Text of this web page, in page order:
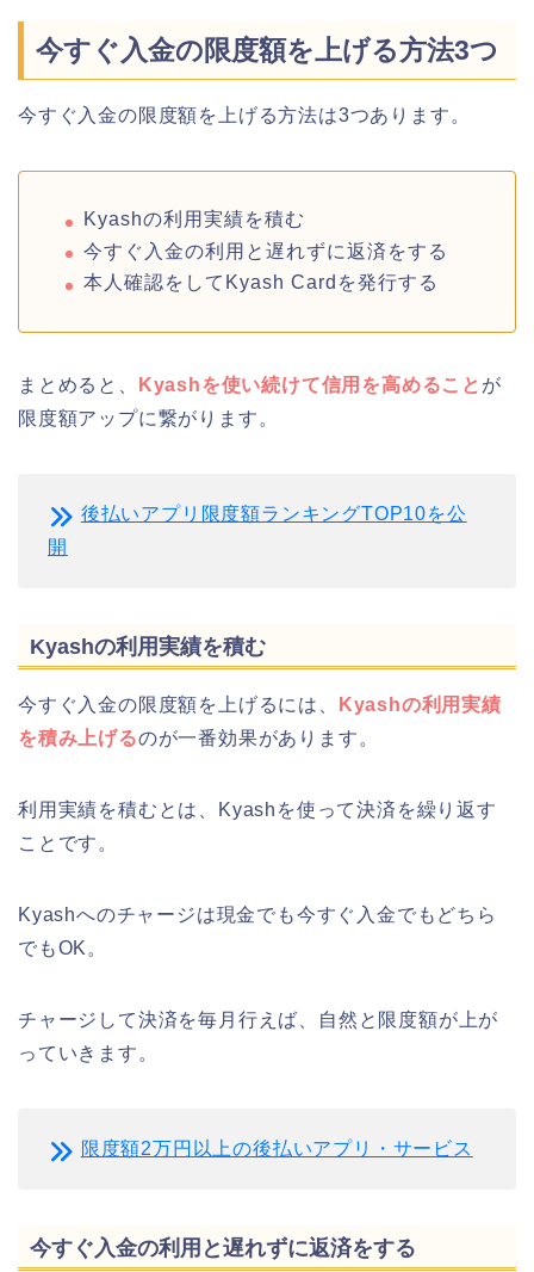
今すぐ入金の限度額を上げる方法3つ
今すぐ入金の限度額を上げる方法は3つあります。
Kyashの利用実績を積む
今すぐ入金の利用と遅れずに返済をする
本人確認をしてKyash Cardを発行する
まとめると、 Kyashを使い続けて信用を高めること が
限度額アップに繋がります。
後払いアプリ限度額ランキングTOP10を公
開
Kyashの利用実績を積む
今すぐ入金の限度額を上げるには、
Kyashの利用実績
を積み上げるのが一番効果があります。
利用実績を積むとは、Kyashを使って決済を繰り返す
ことです。
Kyashへのチャージは現金でも今すぐ入金でもどちら
でもOK。
チャージして決済を毎月行えば、自然と限度額が上が
っていきます。
限度額2万円以上の後払いアプリ・サービス
今すぐ入金の利用と遅れずに返済をする